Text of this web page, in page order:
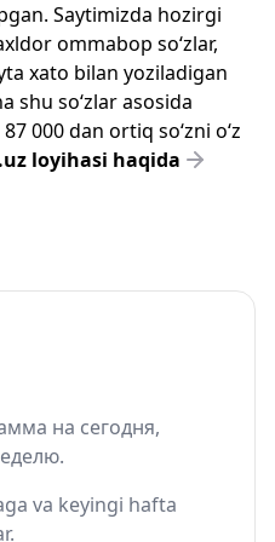
Saytimizda hozirgi
ommabop so‘zlar,
xato bilan yoziladigan
shu so‘zlar asosida
000 dan ortiq so‘zni o‘z
loyihasi haqida
на сегодня,
va keyingi hafta